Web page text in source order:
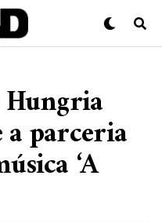
Hungria
parceria
‘A